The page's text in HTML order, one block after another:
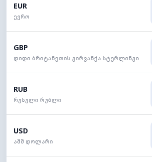
EUR
ევრო
GBP
დიდი ბრიტანეთის გირვანქა სტერლინგი
RUB
რუსული რუბლი
USD
აშშ დოლარი